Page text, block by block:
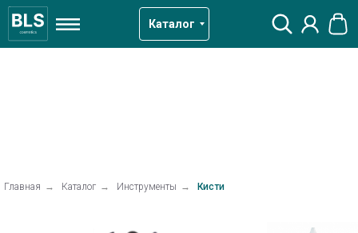
Каталог
Главная → Каталог → Инструменты → Кисти